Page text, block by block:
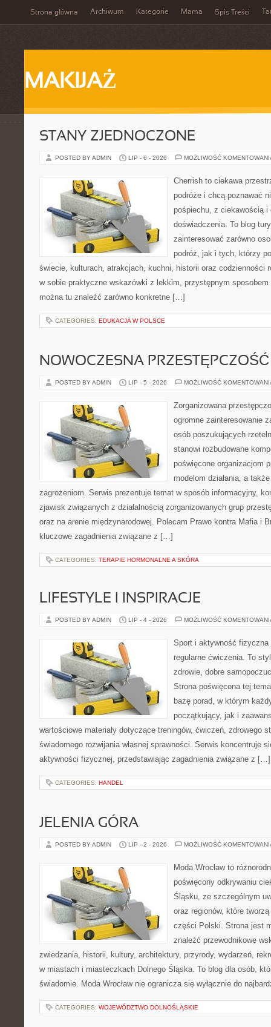
Strona główna Archiwum Kategorie Mama Spis Treści
MAKIJAŻ
STANY ZJEDNOCZONE
POSTED BY ADMIN LIP - 6 - 2026 MOŻLIWOŚĆ
Cherrish to ciekawa
podróże i chcą poznawać
pośpiechu, z ciekawością i
doświadczenia. To blog
zainteresować zarówno
podróż, jak i tych, którzy
świecie, kulturach, atrakcjach, kuchni, historii oraz codzienności
w sobie praktyczne wskazówki z lekkim, przystępnym
można tu znaleźć zarówno konkretne […]
CATEGORIES: EDUKACJA W POLSCE
NOWOCZESNA PRZESTĘPCZOŚĆ
POSTED BY ADMIN LIP - 5 - 2026 MOŻLIWOŚĆ
Zorganizowana
ogromne zainteresowanie
osób poszukujących
stanowi rozbudowane
poświęcone organizacjom
modelom działania, a
zagrożeniom. Serwis prezentuje temat w sposób informacyjny,
zjawisk związanych z działalnością zorganizowanych grup
oraz na arenie międzynarodowej. Polecam Prawo kontra Mafia i
kluczowe zagadnienia związane z […]
CATEGORIES: TERAPIE HORMONALNE A SKÓRA
LIFESTYLE I INSPIRACJE
POSTED BY ADMIN LIP - 4 - 2026 MOŻLIWOŚĆ
Sport i aktywność
regularne ćwiczenia. To
zdrowie, dobre
Strona poświęcona tej
bazę porad, w którym
początkujący, jak i
wartościowe materiały dotyczące treningów, ćwiczeń, zdrowego
świadomego rozwijania własnej sprawności. Serwis koncentruje
aktywności fizycznej, przedstawiając zagadnienia związane z […]
CATEGORIES: HANDEL
JELENIA GÓRA
POSTED BY ADMIN LIP - 2 - 2026 MOŻLIWOŚĆ
Moda Wrocław to
poświęcony odkrywaniu
Śląsku, ze szczególnym
oraz regionów, które
części Polski. Strona jest
znaleźć przewodnikowe
zwiedzania, historii, kultury, architektury, przyrody, wydarzeń,
w miastach i miasteczkach Dolnego Śląska. To blog dla osób,
świadomie. Moda Wrocław nie ogranicza się wyłącznie do
CATEGORIES: WOJEWÓDZTWO DOLNOŚLĄSKIE